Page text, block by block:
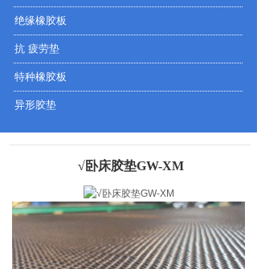
绝缘橡胶板
抗 疲劳垫
特种橡胶板
异形胶垫
√卧床胶垫GW-XM